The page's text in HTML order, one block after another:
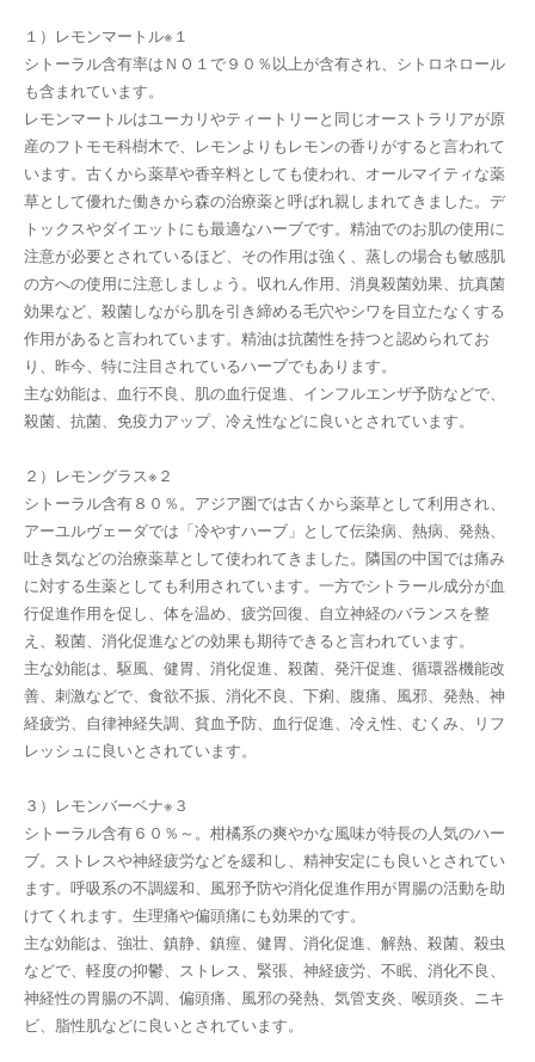
１）レモンマートル※１
シトーラル含有率はＮＯ１で９０％以上が含有され、シトロネロール
も含まれています。
レモンマートルはユーカリやティートリーと同じオーストラリアが原
産のフトモモ科樹木で、レモンよりもレモンの香りがすると言われて
います。古くから薬草や香辛料としても使われ、オールマイティな薬
草として優れた働きから森の治療薬と呼ばれ親しまれてきました。デ
トックスやダイエットにも最適なハーブです。精油でのお肌の使用に
注意が必要とされているほど、その作用は強く、蒸しの場合も敏感肌
の方への使用に注意しましょう。収れん作用、消臭殺菌効果、抗真菌
効果など、殺菌しながら肌を引き締める毛穴やシワを目立たなくする
作用があると言われています。精油は抗菌性を持つと認められてお
り、昨今、特に注目されているハーブでもあります。
主な効能は、血行不良、肌の血行促進、インフルエンザ予防などで、
殺菌、抗菌、免疫力アップ、冷え性などに良いとされています。
２）レモングラス※２
シトーラル含有８０％。アジア圏では古くから薬草として利用され、
アーユルヴェーダでは「冷やすハーブ」として伝染病、熱病、発熱、
吐き気などの治療薬草として使われてきました。隣国の中国では痛み
に対する生薬としても利用されています。一方でシトラール成分が血
行促進作用を促し、体を温め、疲労回復、自立神経のバランスを整
え、殺菌、消化促進などの効果も期待できると言われています。
主な効能は、駆風、健胃、消化促進、殺菌、発汗促進、循環器機能改
善、刺激などで、食欲不振、消化不良、下痢、腹痛、風邪、発熱、神
経疲労、自律神経失調、貧血予防、血行促進、冷え性、むくみ、リフ
レッシュに良いとされています。
３）レモンバーベナ※３
シトーラル含有６０％～。柑橘系の爽やかな風味が特長の人気のハー
ブ。ストレスや神経疲労などを緩和し、精神安定にも良いとされてい
ます。呼吸系の不調緩和、風邪予防や消化促進作用が胃腸の活動を助
けてくれます。生理痛や偏頭痛にも効果的です。
主な効能は、強壮、鎮静、鎮痙、健胃、消化促進、解熱、殺菌、殺虫
などで、軽度の抑鬱、ストレス、緊張、神経疲労、不眠、消化不良、
神経性の胃腸の不調、偏頭痛、風邪の発熱、気管支炎、喉頭炎、ニキ
ビ、脂性肌などに良いとされています。